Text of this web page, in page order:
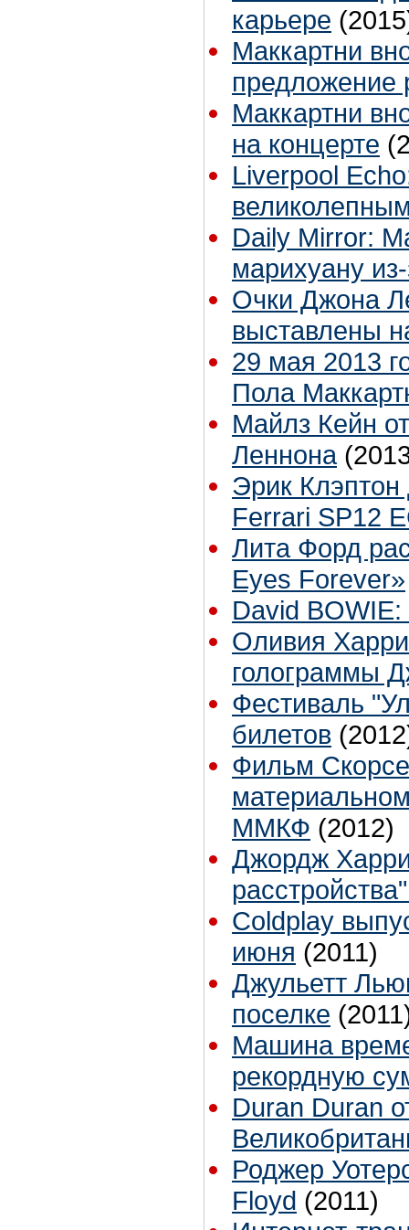
карьере
Маккартни
предложение
Маккартни
на концерте
Liverpool
Daily Mirror:
марихуану
Очки Джона
выставлены
29 мая 2013
Пола
Майлз Кейн
Леннона
Эрик Клэптон
Ferrari SP12
Лита Форд
Eyes Forever»
David
Оливия
голограммы
Фестиваль
билетов
Фильм
ММКФ (2012)
Джордж
Coldplay
июня (2011)
Джульетт
поселке
Машина
рекордную
Duran Duran
Роджер
Floyd (2011)